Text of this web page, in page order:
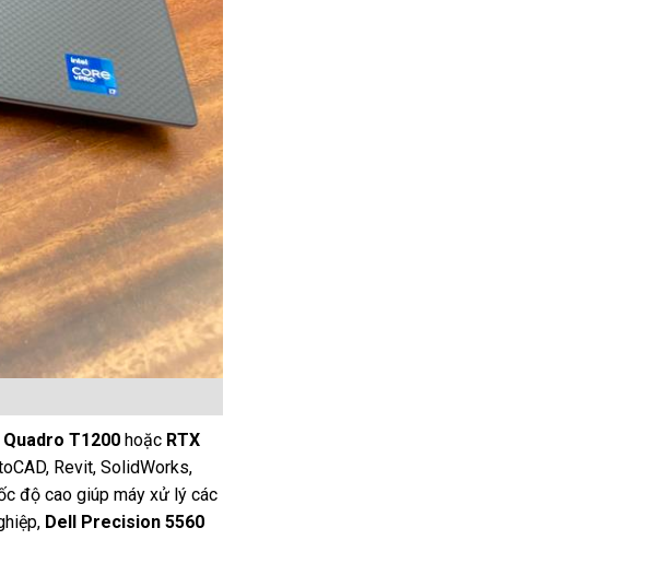
Quadro T1200 hoặc RTX
Revit, SolidWorks,
độ cao giúp máy xử lý các
Dell Precision 5560